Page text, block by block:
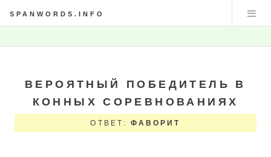
SPANWORDS.INFO
ВЕРОЯТНЫЙ ПОБЕДИТЕЛЬ В
КОННЫХ СОРЕВНОВАНИЯХ
ОТВЕТ: ФАВОРИТ